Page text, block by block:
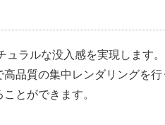
ラルな没入感を実現します。
品質の集中レンダリングを
とができます。